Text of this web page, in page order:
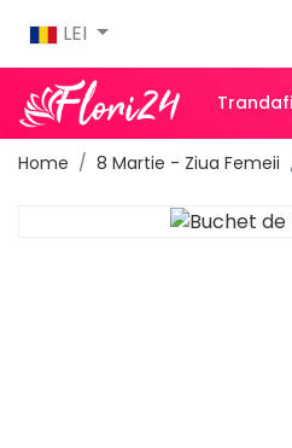
LEI
Home 8 Martie - Ziua Femeii